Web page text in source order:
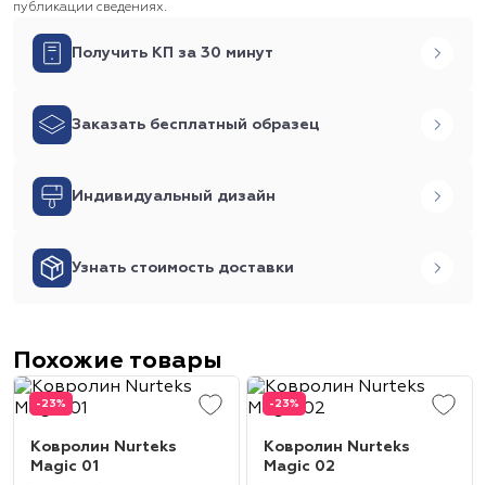
публикации сведениях.
Получить КП за 30 минут
Заказать бесплатный образец
Индивидуальный дизайн
Узнать стоимость доставки
Похожие товары
-23%
Ковролин Nurteks
Magic 01
-23%
Ковролин Nurteks
Magic 02